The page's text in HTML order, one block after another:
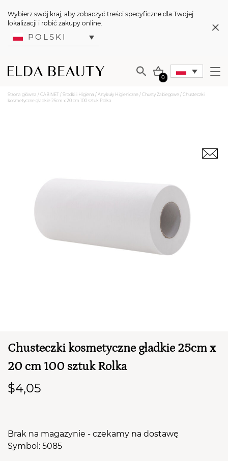
Wybierz swój kraj, aby zobaczyć treści specyficzne dla Twojej
lokalizacji i robić zakupy online.
POLSKI
0
TWÓJ KOSZYK (
Suma koszyka (
Strona główna / GABINET / Środki i Higiena / Artykuły Higieniczne / Chusty Zabiegowe / Chusteczki
kosmetyczne gładkie 25cm x 20 cm 100 sztuk Rolka
Chusteczki kosmetyczne gładkie 25cm x
20 cm 100 sztuk Rolka
$4,05
Brak na magazynie - czekamy na dostawę
Symbol: 5085